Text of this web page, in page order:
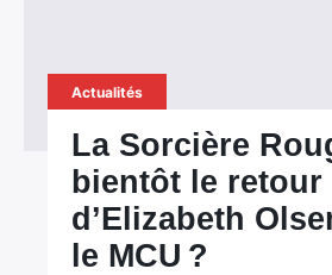
Actualités
La Sorcière
bientôt le retour
d’Elizabeth
le MCU ?